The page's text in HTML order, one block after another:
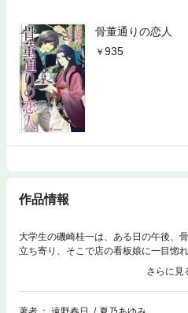
骨董通りの恋人
935
作品情報
大学生の磯崎桂一は、ある日の午後、
立ち寄り、そこで店の看板娘に一目惚
うとする桂一だが、彼女からはそっけ
とが知りたい！ そう思った桂一は大
知る。『彼女』と思っていた相手は『
じ大学の学生だというのだ！ ちなつに